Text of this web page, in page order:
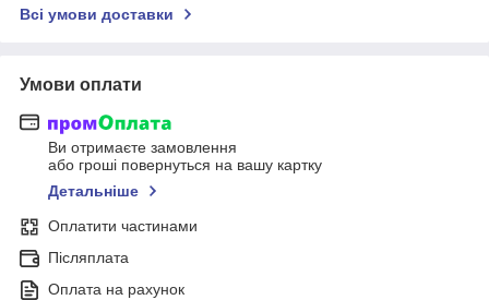
Всі умови доставки
Умови оплати
Ви отримаєте замовлення
або гроші повернуться на вашу картку
Детальніше
Оплатити частинами
Післяплата
Оплата на рахунок